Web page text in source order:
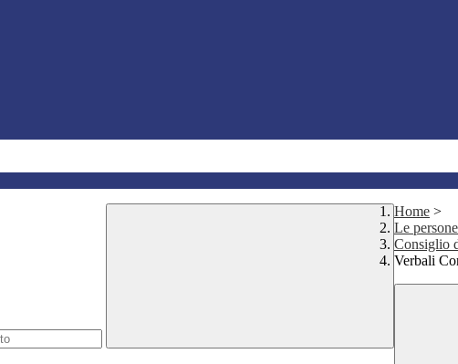
Home >
Le persone
Consiglio
Verbali